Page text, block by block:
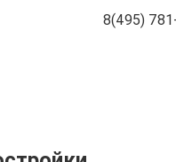
8(495)